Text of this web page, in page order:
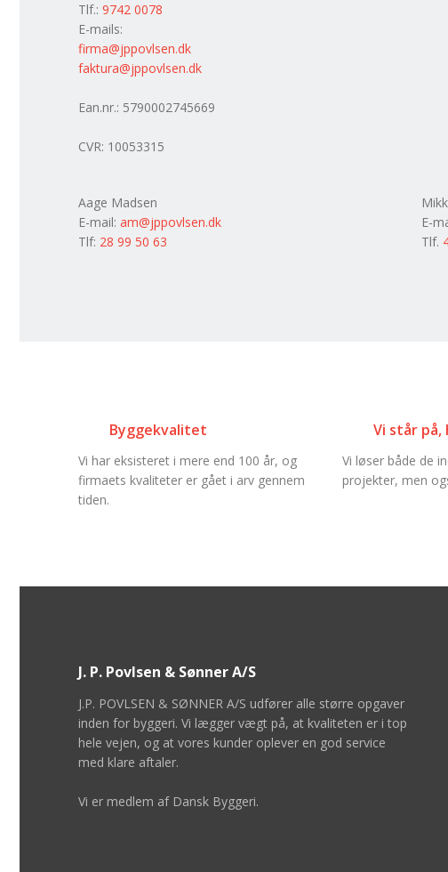
Tlf.: 9742 0078
E-mails:
firma@jppovlsen.dk​
faktura@jppovlsen​.dk​
Ean.nr.: 5790002745669
CVR: 10053315
Aage Madsen​
E-mail: am@jppovlsen.dk
Tlf: 28 99 50 63
E-
Tlf.
Byggekvalitet
Vi har eksisteret i mere end 100 år, og
firmaets kvaliteter er gået i arv gennem
tiden.
Vi står
Vi løser både de
projekter, men
J. P. Povlsen & Sønner A/S
J.P. POVLSEN & SØNNER A/S udfører alle større opgaver
inden for byggeri. Vi lægger vægt på, at kvaliteten er i top
hele vejen, og at vores kunder oplever en god service
med klare aftaler.
Vi er medlem af Dansk Byggeri.